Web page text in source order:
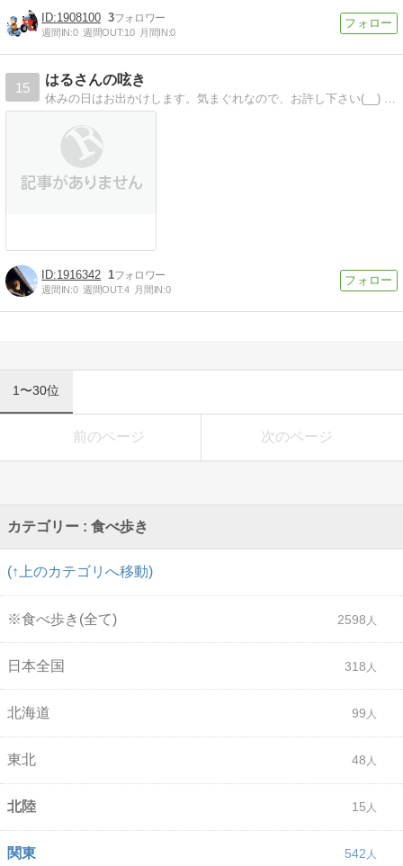
1908100 3
週間IN:0 週間OUT:10 月間IN:0
15
はるさんの呟き
1916342 1
週間IN:0 週間OUT:4 月間IN:0
1〜30位
前のページ 次のページ
カテゴリー : 食べ歩き
(↑上のカテゴリへ移動)
※食べ歩き(全て) 2598
日本全国 318
北海道 99
東北 48
北陸 15
関東 542